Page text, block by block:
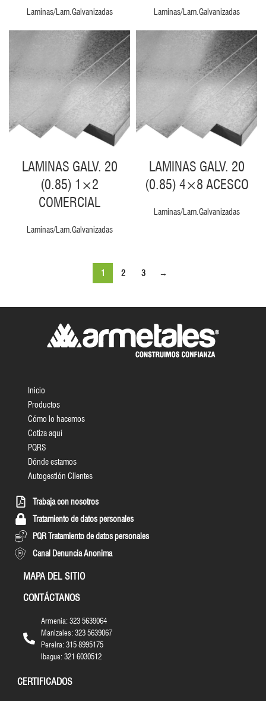
Laminas/Lam.Galvanizadas Laminas/Lam.Galvanizadas
LAMINAS GALV. 20
(0.85) 1×2
COMERCIAL
Laminas/Lam.Galvanizadas
LAMINAS GALV. 20
(0.85) 4×8 ACESCO
Laminas/Lam.Galvanizadas
1 2 3 →
Inicio
Productos
Cómo lo hacemos
Cotiza aquí
PQRS
Dónde estamos
Autogestión Clientes
Trabaja con nosotros
Tratamiento de datos personales
PQR Tratamiento de datos personales
Canal Denuncia Anonima
MAPA DEL SITIO
CONTÁCTANOS
Armenia: 323 5639064
Manizales: 323 5639067
Pereira: 315 8995175
Ibague: 321 6030512
CERTIFICADOS